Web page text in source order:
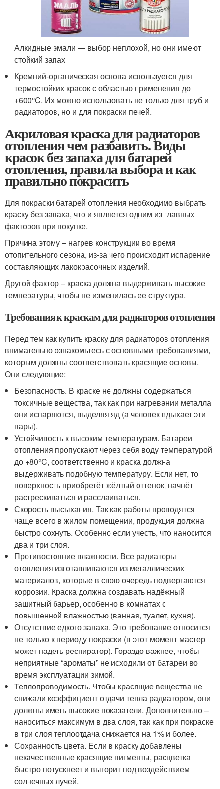
Алкидные эмали — выбор неплохой, но они имеют
стойкий запах
Кремний-органическая основа используется для
термостойких красок с областью применения до
+600°C. Их можно использовать не только для труб и
радиаторов, но и для покраски печей.
Акриловая краска для радиаторов
отопления чем разбавить. Виды
красок без запаха для батарей
отопления, правила выбора и как
правильно покрасить
Для покраски батарей отопления необходимо выбрать
краску без запаха, что и является одним из главных
факторов при покупке.
Причина этому – нагрев конструкции во время
отопительного сезона, из-за чего происходит испарение
составляющих лакокрасочных изделий.
Другой фактор – краска должна выдерживать высокие
температуры, чтобы не изменилась ее структура.
Требования к краскам для радиаторов отопления
Перед тем как купить краску для радиаторов отопления
внимательно ознакомьтесь с основными требованиями,
которым должны соответствовать красящие основы.
Они следующие:
Безопасность. В краске не должны содержаться
токсичные вещества, так как при нагревании металла
они испаряются, выделяя яд (а человек вдыхает эти
пары).
Устойчивость к высоким температурам. Батареи
отопления пропускают через себя воду температурой
до +80°C, соответственно и краска должна
выдерживать подобную температуру. Если нет, то
поверхность приобретёт жёлтый оттенок, начнёт
растрескиваться и расслаиваться.
Скорость высыхания. Так как работы проводятся
чаще всего в жилом помещении, продукция должна
быстро сохнуть. Особенно если учесть, что наносится
два и три слоя.
Противостояние влажности. Все радиаторы
отопления изготавливаются из металлических
материалов, которые в свою очередь подвергаются
коррозии. Краска должна создавать надёжный
защитный барьер, особенно в комнатах с
повышенной влажностью (ванная, туалет, кухня).
Отсутствие едкого запаха. Это требование относится
не только к периоду покраски (в этот момент мастер
может надеть респиратор). Гораздо важнее, чтобы
неприятные “ароматы” не исходили от батареи во
время эксплуатации зимой.
Теплопроводимость. Чтобы красящие вещества не
снижали коэффициент отдачи тепла радиатором, они
должны иметь высокие показатели. Дополнительно –
наноситься максимум в два слоя, так как при покраске
в три слоя теплоотдача снижается на 1% и более.
Сохранность цвета. Если в краску добавлены
некачественные красящие пигменты, расцветка
быстро потускнеет и выгорит под воздействием
солнечных лучей.